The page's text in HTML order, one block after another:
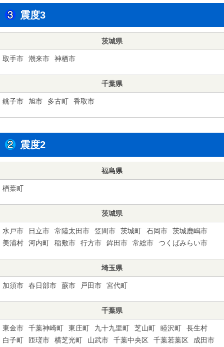
震度3
茨城県
取手市 潮来市 神栖市
千葉県
銚子市 旭市 多古町 香取市
震度2
福島県
楢葉町
茨城県
水戸市 日立市 常陸太田市 笠間市 茨城町 石岡市
茨城鹿嶋市
美浦村
河内町 稲敷市 行方市 鉾田市 常総市 つくばみらい市
埼玉県
加須市 春日部市 蕨市 戸田市 宮代町
千葉県
東金市 千葉神崎町 東庄町 九十九里町 芝山町 睦沢町
長生村
白子町
匝瑳市 横芝光町 山武市 千葉中央区 千葉若葉区
成田市